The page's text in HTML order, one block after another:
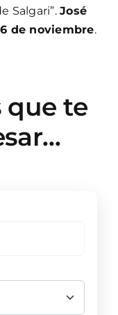
Salgari”.José
de noviembre.
que te